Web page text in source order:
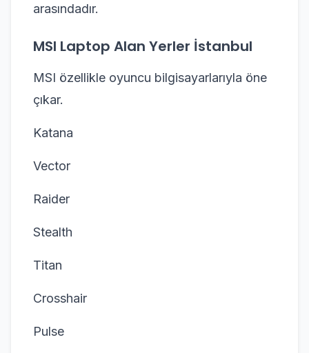
arasındadır.
MSI Laptop Alan Yerler İstanbul
MSI özellikle oyuncu bilgisayarlarıyla öne
çıkar.
Katana
Vector
Raider
Stealth
Titan
Crosshair
Pulse